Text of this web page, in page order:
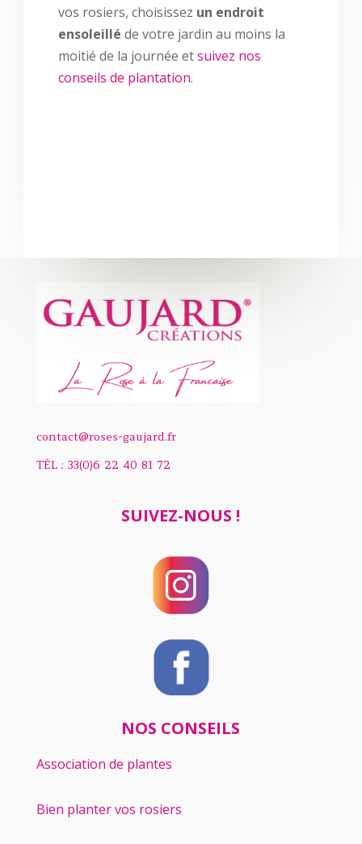
vos rosiers, choisissez un endroit
ensoleillé de votre jardin au moins la
moitié de la journée etsuivez nos
conseils de plantation.
contact@roses-gaujard.fr
TÉL : 33(0)6 22 40 81 72
SUIVEZ-NOUS !
NOS CONSEILS
Association de plantes
Bien planter vos rosiers